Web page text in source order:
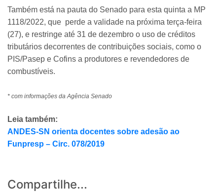
Também está na pauta do Senado para esta quinta a MP
1118/2022, que perde a validade na próxima terça-feira
(27), e restringe até 31 de dezembro o uso de créditos
tributários decorrentes de contribuições sociais, como o
PIS/Pasep e Cofins a produtores e revendedores de
combustíveis.
* com informações da Agência Senado
Leia também:
ANDES-SN orienta docentes sobre adesão ao
Funpresp – Circ. 078/2019
Compartilhe...